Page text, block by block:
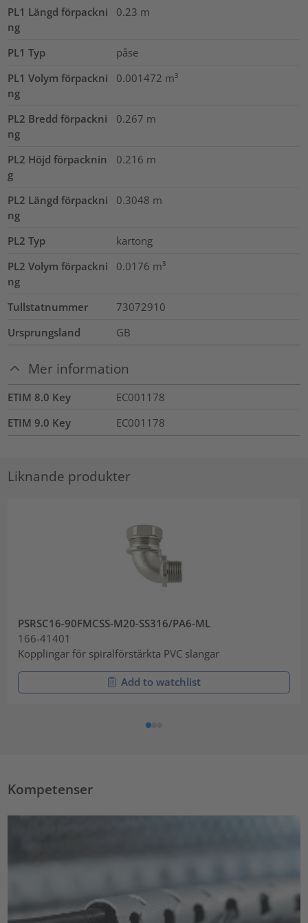
PL1 Längd förpackni
ng
0.23 m
PL1 Typ
påse
PL1 Volym förpackni
ng
0.001472 m³
PL2 Bredd förpackni
ng
0.267 m
PL2 Höjd förpacknin
g
0.216 m
PL2 Längd förpackni
ng
0.3048 m
PL2 Typ
kartong
PL2 Volym förpackni
ng
0.0176 m³
Tullstatnummer
73072910
Ursprungsland
GB
Mer information
ETIM 8.0 Key
EC001178
ETIM 9.0 Key
EC001178
Liknande produkter
PSRSC16-90FMCSS-M20-SS316/PA6-ML
166-41401
Kopplingar för spiralförstärkta PVC slangar
Add to watchlist
Kompetenser